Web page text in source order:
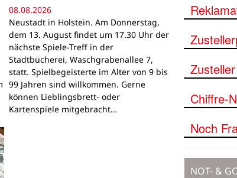
08.08.2026
Neustadt in Holstein. Am Donnerstag,
dem 13. August findet um 17.30 Uhr der
nächste Spiele-Treff in der
Stadtbücherei, Waschgrabenallee 7,
statt. Spielbegeisterte im Alter von 9 bis
99 Jahren sind willkommen. Gerne
können Lieblingsbrett- oder
Kartenspiele mitgebracht…
Chiffre-
Noch
NOT- &